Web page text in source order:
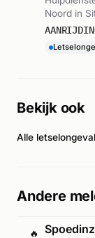
Noord in
08:23.
Bekijk ook
Alle
Andere
🔥